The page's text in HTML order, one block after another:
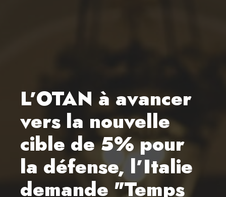
L’OTAN à avancer
vers la nouvelle
cible de 5% pour
la défense, l’Italie
demande "Temps